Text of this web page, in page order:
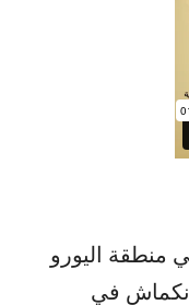
منطقة اليورو
في